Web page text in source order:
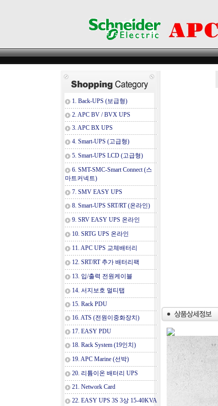
1. Back-UPS (보급형)
2. APC BV / BVX UPS
3. APC BX UPS
4. Smart-UPS (고급형)
5. Smart-UPS LCD (고급형)
6. SMT-SMC-Smart Connect (스
마트커넥트)
7. SMV EASY UPS
8. Smart-UPS SRT/RT (온라인)
9. SRV EASY UPS 온라인
10. SRTG UPS 온라인
11. APC UPS 교체배터리
12. SRT/RT 추가 배터리팩
13. 입/출력 전원케이블
14. 서지보호 멀티탭
15. Rack PDU
16. ATS (전원이중화장치)
17. EASY PDU
18. Rack System (19인치)
19. APC Marine (선박)
20. 리튬이온 배터리 UPS
21. Network Card
22. EASY UPS 3S 3상 15-40KVA